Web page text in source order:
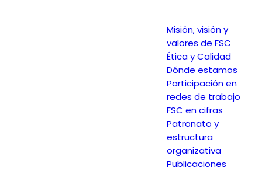
Misión, visión y
valores de FSC
Ética y Calidad
Dónde estamos
Participación en
redes de trabajo
FSC en cifras
Patronato y
estructura
organizativa
Publicaciones